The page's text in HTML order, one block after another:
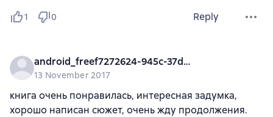
1 0 Reply
android_freef7272624-945c-37da-b8de-deb74687151e
13 November 2017
книга очень понравилась, интересная задумка,
хорошо написан сюжет, очень жду продолжения.